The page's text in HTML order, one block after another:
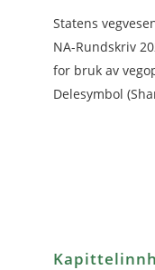
Statens
NA-Rundskriv
for bruk av
Delesymbol